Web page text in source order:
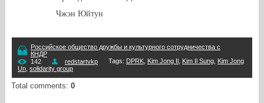
Чжэн Юйтун
Российское общество дружбы и культурного сотрудничества с
КНДР
142
redstartvkp Tags: DPRK, Kim Jong Il, Kim Il Sung, Kim Jong
Un, solidarity group
Total comments: 0